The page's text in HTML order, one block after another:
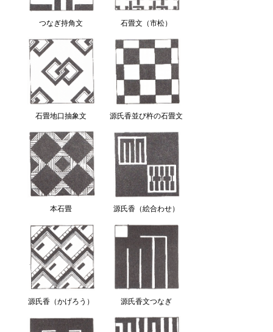
つなぎ持角文 石畳文（市松）
石畳地口抽象文 源氏香並び杵の石畳文
本石畳 源氏香（絵合わせ）
源氏香（かげろう） 源氏香文つなぎ